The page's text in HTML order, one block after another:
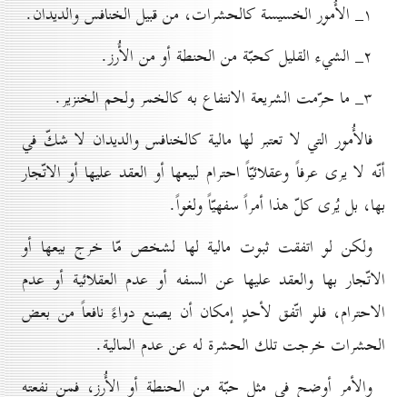
۱_ الأُمور الخسيسة كالحشرات، من قبيل الخنافس والديدان.
۲_ الشيء القليل كحبّة من الحنطة أو من الأُرز.
۳_ ما حرّمت الشريعة الانتفاع به كالخمر ولحم الخنزير.
فالأُمور التي لا تعتبر لها مالية كالخنافس والديدان لا شكّ في
أنّه لا يرى عرفاً وعقلائيّاً احترام لبيعها أو العقد عليها أو الاتّجار
بها، بل يُرى كلّ هذا أمراً سفهيّاً ولغواً.
ولكن لو اتفقت ثبوت مالية لها لشخص مّا خرج بيعها أو
الاتّجار بها والعقد عليها عن السفه أو عدم العقلائية أو عدم
الاحترام، فلو اتّفق لأحدٍ إمكان أن يصنع دواءً نافعاً من بعض
الحشرات خرجت تلك الحشرة له عن عدم المالية.
والأمر أوضح في مثل حبّة من الحنطة أو الأُرز، فمن نفعته